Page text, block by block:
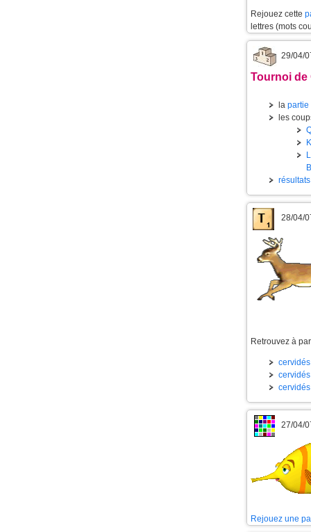
Rejouez cette
lettres (mots
29/04/
Tournoi de
la partie
les
28/04/
Retrouvez à
27/04/
Rejouez une